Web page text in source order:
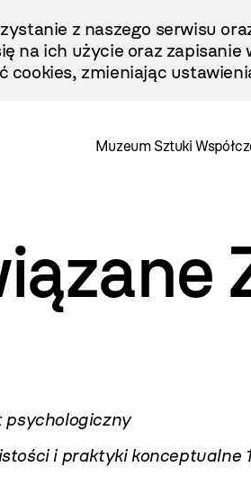
z naszego serwisu
na ich użycie oraz zapisanie
cookies, zmieniając
Muzeum Sztuki
psychologiczny
i praktyki konceptualne